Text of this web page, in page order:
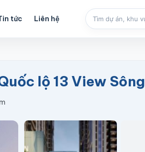
tức Liên hệ
lộ 13 View Sông